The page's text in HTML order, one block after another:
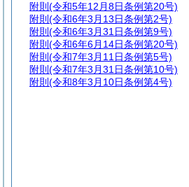
附則 (令和5年12月8日条例第20号)
附則 (令和6年3月13日条例第2号)
附則 (令和6年3月31日条例第9号)
附則 (令和6年6月14日条例第20号)
附則 (令和7年3月11日条例第5号)
附則 (令和7年3月31日条例第10号)
附則 (令和8年3月10日条例第4号)